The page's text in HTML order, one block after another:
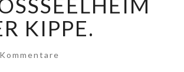
S
KIPPE.